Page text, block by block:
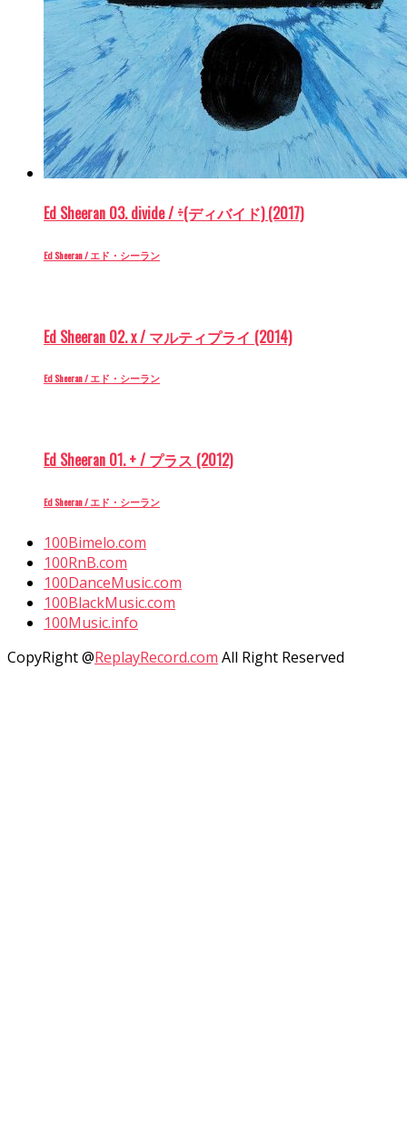
Ed Sheeran 03. divide / ÷(ディバイド) (2017)
Ed Sheeran / エド・シーラン
Ed Sheeran 02. x / マルティプライ (2014)
Ed Sheeran / エド・シーラン
Ed Sheeran 01. + / プラス (2012)
Ed Sheeran / エド・シーラン
100Bimelo.com
100RnB.com
100DanceMusic.com
100BlackMusic.com
100Music.info
CopyRight @ReplayRecord.com All Right Reserved